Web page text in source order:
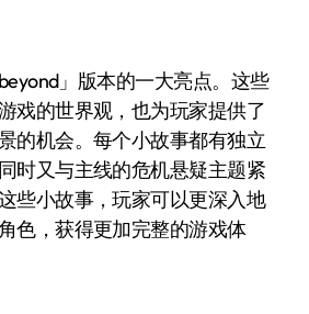
」版本的一大亮点。这些
戏的世界观，也为玩家提供了
的机会。每个小故事都有独立
时又与主线的危机悬疑主题紧
些小故事，玩家可以更深入地
色，获得更加完整的游戏体